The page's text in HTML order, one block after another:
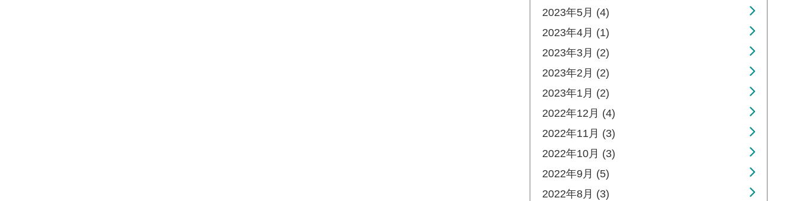
2023年5月 (4)
2023年4月 (1)
2023年3月 (2)
2023年2月 (2)
2023年1月 (2)
2022年12月 (4)
2022年11月 (3)
2022年10月 (3)
2022年9月 (5)
2022年8月 (3)